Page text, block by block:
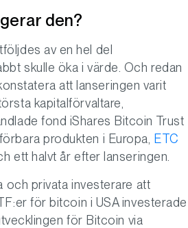
den?
av en hel del
skulle öka i värde. Och redan
att lanseringen varit
kapitalförvaltare,
fond iShares Bitcoin Trust
produkten i Europa, ETC
ett halvt år efter lanseringen.
privata investerare att
för bitcoin i USA investerade
för Bitcoin via